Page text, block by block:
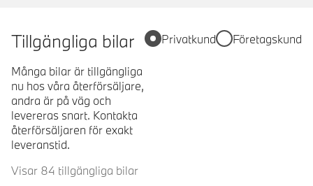
Tillgängliga bilar
Många bilar är tillgängliga
nu hos våra återförsäljare,
andra är på väg och
levereras snart. Kontakta
återförsäljaren för exakt
leveranstid.
Visar 84 tillgängliga bilar
Privatkund Företagskund